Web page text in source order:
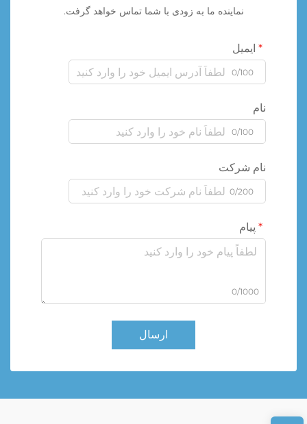
نماینده ما به زودی با شما تماس خواهد گرفت.
ایمیل
0/100
نام
0/100
نام شرکت
0/200
پیام
0/1000
ارسال